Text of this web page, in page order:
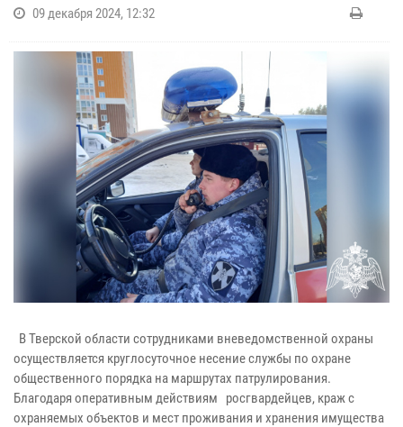
09 декабря 2024, 12:32
В Тверской области сотрудниками вневедомственной охраны
осуществляется круглосуточное несение службы по охране
общественного порядка на маршрутах патрулирования.
Благодаря оперативным действиям росгвардейцев, краж с
охраняемых объектов и мест проживания и хранения имущества